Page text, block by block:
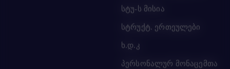
სტუ-ს მისია
სტრუქტ. ერთეულები
ხ.დ.კ
პერსონალურ მონაცემთა